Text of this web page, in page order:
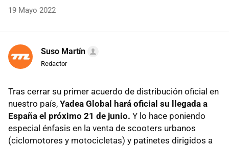
19 Mayo 2022
Suso Martín
Redactor
Tras cerrar su primer acuerdo de distribución oficial en
nuestro país, Yadea Global hará oficial su llegada a
España el próximo 21 de junio. Y lo hace poniendo
especial énfasis en la venta de scooters urbanos
(ciclomotores y motocicletas) y patinetes dirigidos a